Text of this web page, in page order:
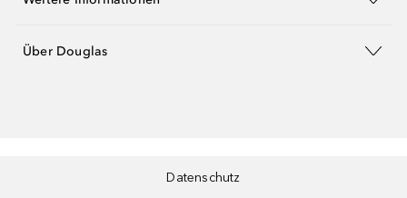
Über Douglas
Datenschutz